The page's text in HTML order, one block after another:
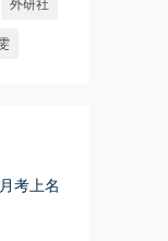
外研社
考上名